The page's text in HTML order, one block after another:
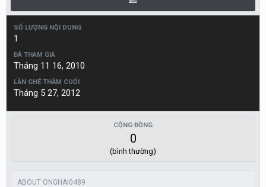
SỐ LƯỢNG NỘI DUNG
1
ĐÃ THAM GIA
Tháng 11 16, 2010
LẦN GHÉ THĂM CUỐI
Tháng 5 27, 2012
CỘNG ĐỒNG
0
(bình thường)
ABOUT ONGHAI0489